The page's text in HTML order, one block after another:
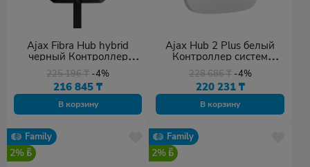
Ajax Fibra Hub hybrid
черный Контроллер
систем безопасности (2G)
225 196₸ -4%
216 845₸
В корзину
Ajax Hub 2 Plus белый
Контроллер систем
безопасности
228 686₸ -4%
220 231 ₸
В корзину
Family
2%
Family
2%